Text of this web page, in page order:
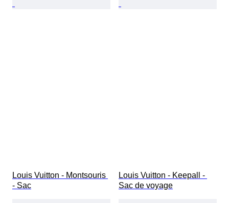
Louis Vuitton - Montsouris
- Sac
Louis Vuitton - Keepall -
Sac de voyage